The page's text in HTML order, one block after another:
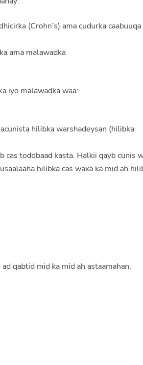
(Crohn’s) ama cudurka caabuuqa
ama malawadka
iyo malawadka waa:
hilibka warshadeysan (hilibka
todobaad kasta. Halkii qayb cunis
hilibka cas waxa ka mid ah
qabtid mid ka mid ah astaamahan: